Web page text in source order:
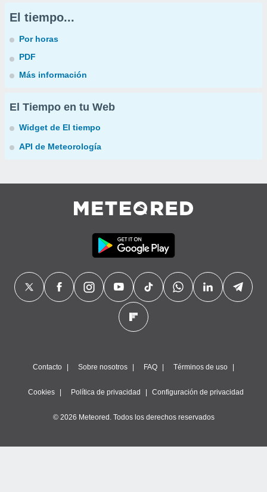
El tiempo...
Por horas
PDF
Más información
El Tiempo en tu Web
Widget de El tiempo
API de Meteorología
Contacto Sobre nosotros FAQ Términos de uso
Cookies Política de privacidad Configuración de privacidad
© 2026 Meteored. Todos los derechos reservados